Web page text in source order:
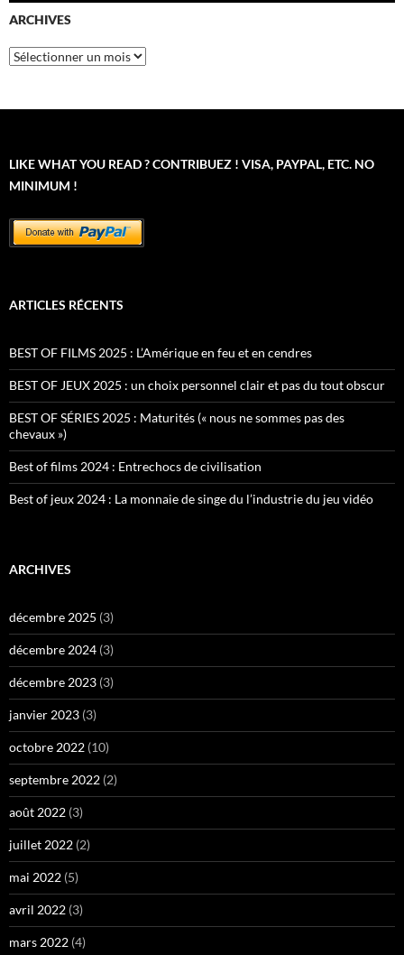
ARCHIVES
Archives
LIKE WHAT YOU READ ? CONTRIBUEZ ! VISA, PAYPAL, ETC. NO
MINIMUM !
ARTICLES RÉCENTS
BEST OF FILMS 2025 : L’Amérique en feu et en cendres
BEST OF JEUX 2025 : un choix personnel clair et pas du tout obscur
BEST OF SÉRIES 2025 : Maturités (« nous ne sommes pas des
chevaux »)
Best of films 2024 : Entrechocs de civilisation
Best of jeux 2024 : La monnaie de singe du l’industrie du jeu vidéo
ARCHIVES
décembre 2025 (3)
décembre 2024 (3)
décembre 2023 (3)
janvier 2023 (3)
octobre 2022 (10)
septembre 2022 (2)
août 2022 (3)
juillet 2022 (2)
mai 2022 (5)
avril 2022 (3)
mars 2022 (4)